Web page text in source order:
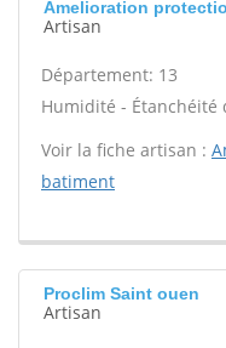
Amelioration
Artisan
Département: 13
Humidité - Étanchéité
Voir la fiche artisan :
batiment
Proclim Saint ouen
Artisan